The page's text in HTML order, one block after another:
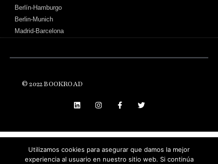
Berlín-Hamburgo
Berlin-Munich
Madrid-Barcelona
© 2022 BOOKROAD
Utilizamos cookies para asegurar que damos la mejor
experiencia al usuario en nuestro sitio web. Si continúa